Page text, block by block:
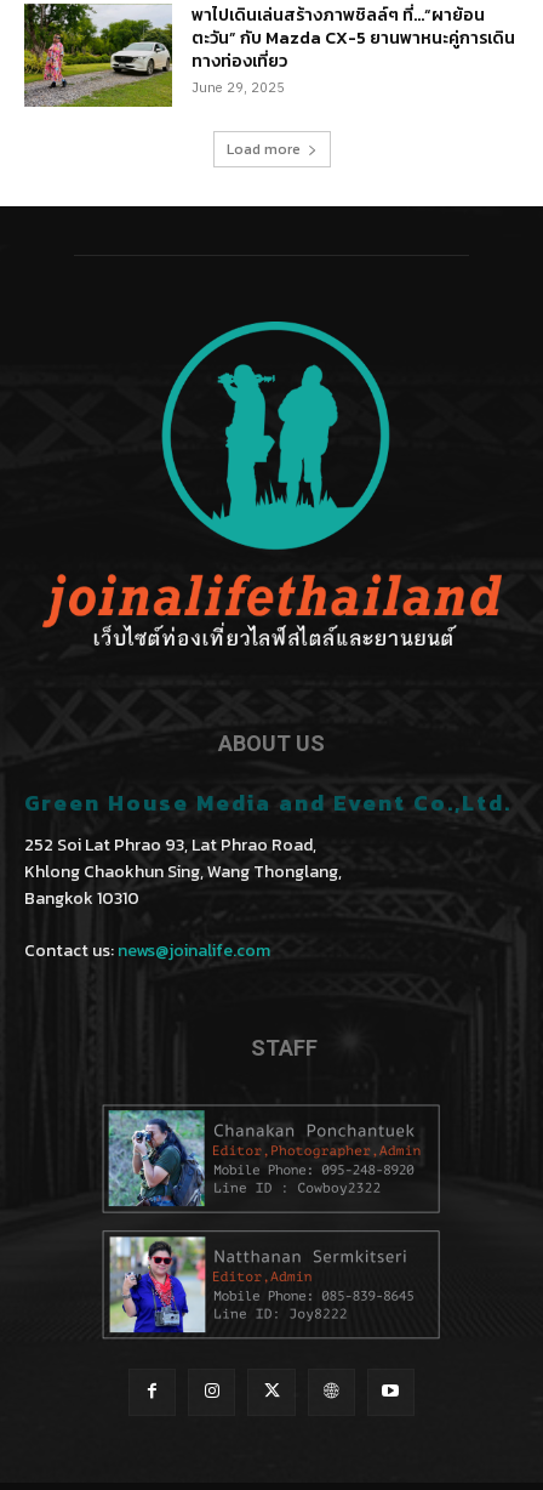
พาไปเดินเล่นสร้างภาพชิลล์ๆ ที่…“ผาย้อน
ตะวัน” กับ Mazda CX-5 ยานพาหนะคู่การเดิน
ทางท่องเที่ยว
June 29, 2025
Load more
ABOUT US
Green House Media and Event Co.,Ltd.
252 Soi Lat Phrao 93, Lat Phrao Road,
Khlong Chaokhun Sing, Wang Thonglang,
Bangkok 10310
Contact us:news@joinalife.com
STAFF